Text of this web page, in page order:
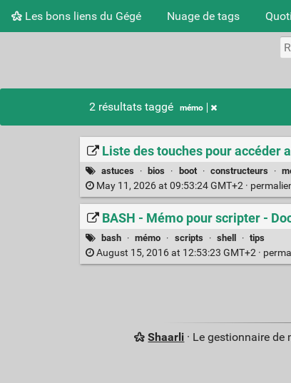
Les bons liens du Gégé Nuage de tags
2 résultats taggé mémo
Liste des touches pour accéder
astuces · bios · boot · constructeurs ·
May 11, 2026 at 09:53:24 GMT+2 ·
BASH - Mémo pour scripter -
bash · mémo · scripts · shell · tips
August 15, 2016 at 12:53:23 GMT+2 ·
Shaarli · Le gestionnaire